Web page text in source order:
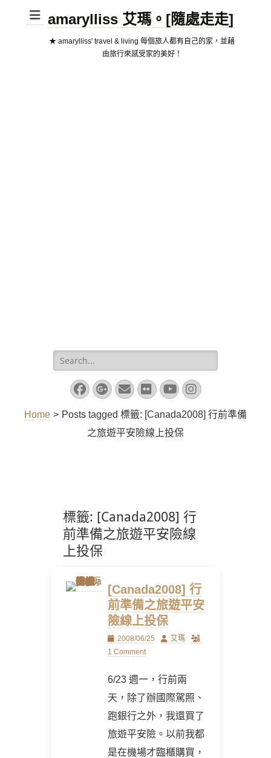
amarylliss 艾瑪。[隨處走走]
★ amarylliss' travel & living 每個旅人都有自己的家，並藉
由旅行來感受家的美好！
Search
for:
Facebook
Googleplus
EmailFlickrYouTube
Instagram
Home > Posts tagged 標籤: [Canada2008] 行前準備
之旅遊平安險線上投保
標籤: [Canada2008] 行
前準備之旅遊平安險線
上投保
[Canada2008] 行
前準備之旅遊平安
險線上投保
Posted
on
2008/06/25 Author
艾瑪
1 Comment
6/23 週一，行前兩
天，除了辦國際駕照、
跑銀行之外，我還買了
旅遊平安險。以前我都
是在機場才臨櫃購買，